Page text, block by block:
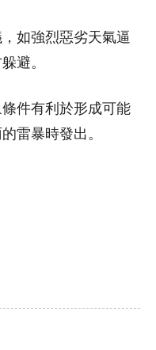
如強烈惡劣天氣逼
避。
件有利於形成可能
雷暴時發出。